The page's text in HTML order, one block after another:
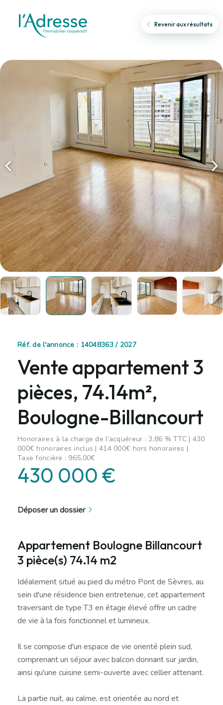
Revenir aux résultats
Réf. de l'annonce : 14048363 / 2027
Vente appartement 3
pièces, 74.14m²,
Boulogne-Billancourt
Honoraires à la charge de l'acquéreur : 3,86 % TTC | 430
000€ honoraires inclus | 414 000€ hors honoraires |
Taxe foncière : 965,00€
430 000 €
Déposer un dossier
Appartement Boulogne Billancourt
3 pièce(s) 74.14 m2
Idéalement situé au pied du métro Pont de Sèvres, au
sein d'une résidence bien entretenue, cet appartement
traversant de type T3 en étage élevé offre un cadre
de vie à la fois fonctionnel et lumineux.
Il se compose d'un espace de vie orienté plein sud,
comprenant un séjour avec balcon donnant sur jardin,
ainsi qu'une cuisine semi-ouverte avec cellier attenant.
La partie nuit, au calme, est orientée au nord et